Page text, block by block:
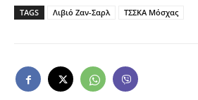
TAGS Λιβιό Ζαν-Σαρλ ΤΣΣΚΑ Μόσχας